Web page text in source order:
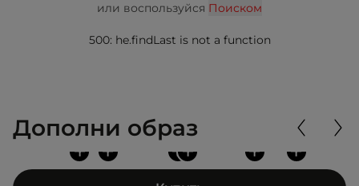
или воспользуйся Поиском
500: he.findLast is not a function
Дополни образ
+
+
+ + +
+